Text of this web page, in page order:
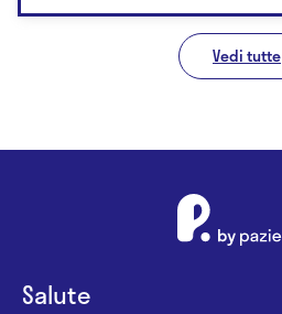
Vedi tutte
Salute